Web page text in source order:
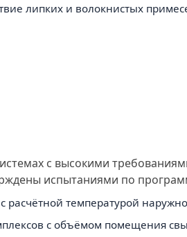
липких и волокнистых
с высокими
испытаниями по
температурой
с объёмом помещения